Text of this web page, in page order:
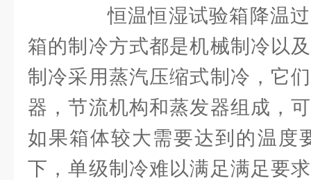
恒温恒湿试验箱降温过
箱的制冷方式都是机械制冷以
制冷采用蒸汽压缩式制冷，它
器，节流机构和蒸发器组成，
如果箱体较大需要达到的温度
下，单级制冷难以满足满足要